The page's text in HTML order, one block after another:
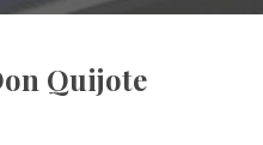
Quijote